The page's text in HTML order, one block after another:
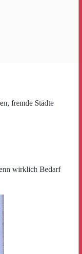
fremde Städte
wirklich Bedarf